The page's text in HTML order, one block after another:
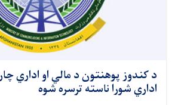
د کندوز پوهنتون د مالي او اداري
اداري شورا ناسته ترسره شوه